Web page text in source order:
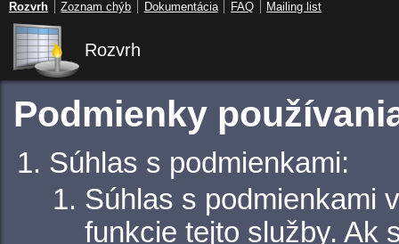
Rozvrh
Podmienky
Súhlas s podmienkami:
Súhlas s podmienkami
funkcie tejto služby. Ak
Rozvrh Zoznam chýb Dokumentácia FAQ Mailing list